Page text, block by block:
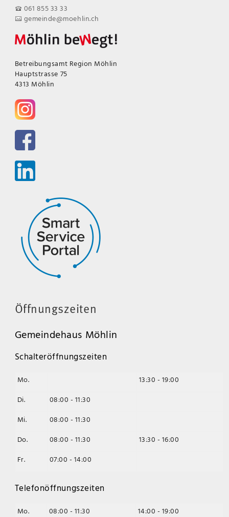
061 855 33 33
gemeinde@moehlin.ch
Betreibungsamt Region Möhlin
Hauptstrasse 75
4313 Möhlin
Öffnungszeiten
Gemeindehaus Möhlin
Schalteröffnungszeiten
Mo.
13:30 - 19:00
Di.
08:00 - 11:30
Mi.
08:00 - 11:30
Do.
08:00 - 11:30
13:30 - 16:00
Fr.
07:00 - 14:00
Telefonöffnungszeiten
Mo. 08:00 - 11:30
14:00 - 19:00